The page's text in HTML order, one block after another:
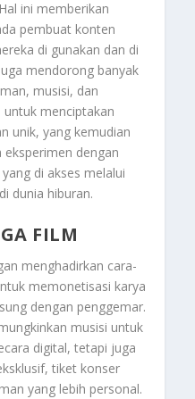
ini memberikan
pembuat konten
di gunakan dan di
mendorong banyak
musisi, dan
menciptakan
unik, yang kemudian
eksperimen dengan
di akses melalui
dunia hiburan.
FILM
menghadirkan cara-
memonetisasi karya
dengan penggemar.
musisi untuk
digital, tetapi juga
tiket konser
yang lebih personal.